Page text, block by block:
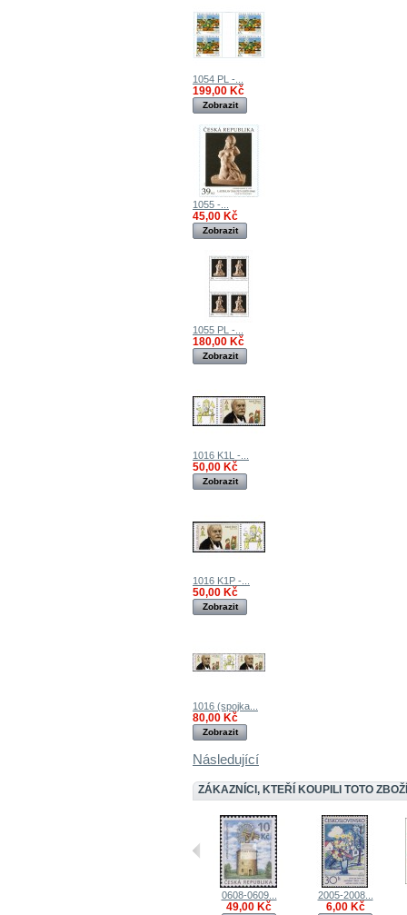
1054 PL -...
199,00 Kč
Zobrazit
1055 -...
45,00 Kč
Zobrazit
1055 PL -...
180,00 Kč
Zobrazit
1016 K1L -...
50,00 Kč
Zobrazit
1016 K1P -...
50,00 Kč
Zobrazit
1016 (spojka...
80,00 Kč
Zobrazit
Následující
ZÁKAZNÍCI, KTEŘÍ KOUPILI TOTO
0608-0609...
49,00 Kč
2005-2008...
6,00 Kč